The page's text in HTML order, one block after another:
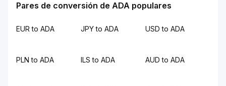
Pares de conversión de ADA populares
EUR to ADA JPY to ADA USD to ADA
PLN to ADA ILS to ADA AUD to ADA